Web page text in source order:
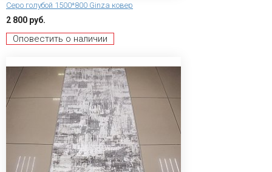
Серо голубой 1500*800 Ginza ковер
2 800 руб.
Оповестить о наличии